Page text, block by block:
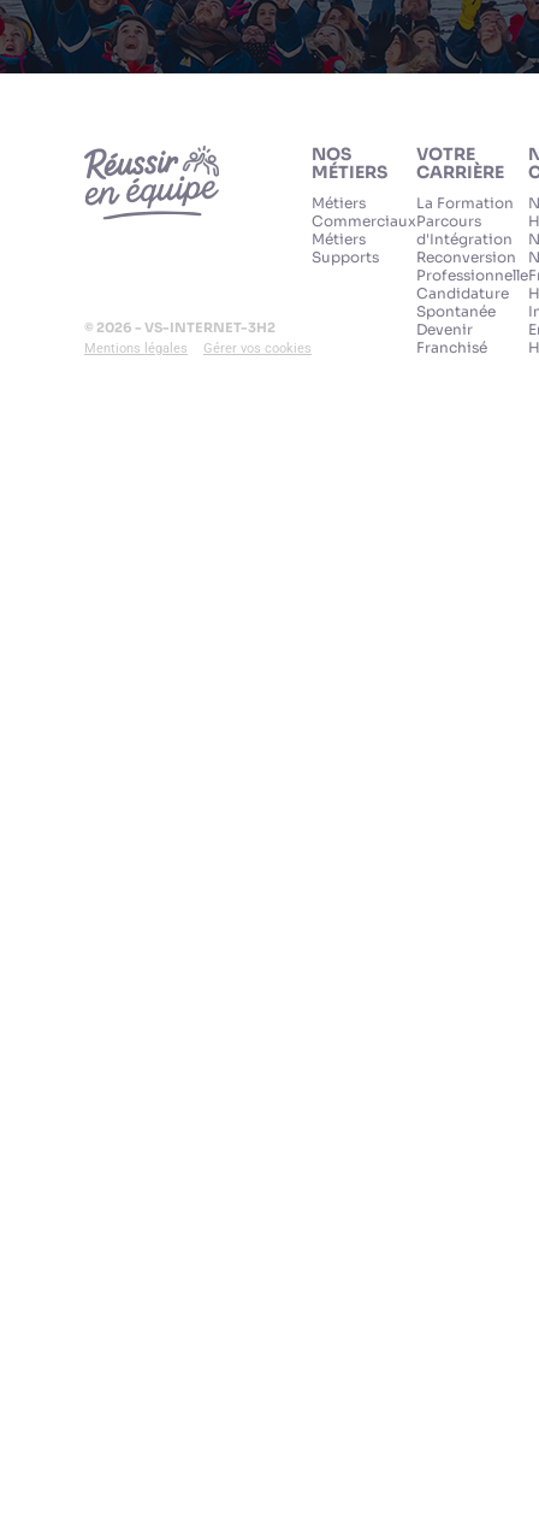
© 2026 - VS-INTERNET-3H2
Mentions légales Gérer vos cookies
NOS
MÉTIERS
Métiers
Commerciaux
Métiers
Supports
VOTRE
CARRIÈRE
La Formation
Parcours
d'Intégration
Reconversion
Professionnelle
Candidature
Spontanée
Devenir
Franchisé